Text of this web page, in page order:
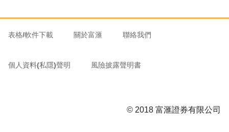
表格/軟件下載 關於富滙 聯絡我們
個人資料(私隱)聲明 風險披露聲明書
© 2018 富滙證券有限公司